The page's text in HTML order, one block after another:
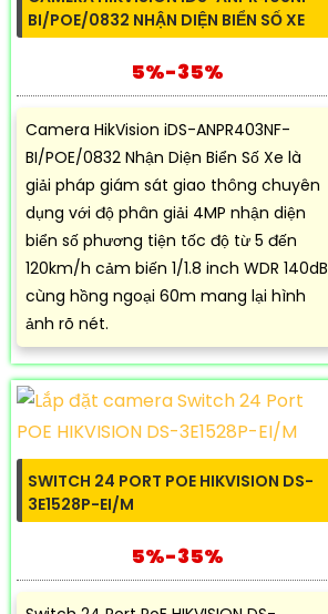
BI/POE/0832 NHẬN DIỆN BIỂN SỐ XE
5%-35%
Camera HikVision iDS-ANPR403NF-
BI/POE/0832 Nhận Diện Biển Số Xe là
giải pháp giám sát giao thông chuyên
dụng với độ phân giải 4MP nhận diện
biển số phương tiện tốc độ từ 5 đến
120km/h cảm biến 1/1.8 inch WDR 140dB
cùng hồng ngoại 60m mang lại hình
ảnh rõ nét.
SWITCH 24 PORT POE HIKVISION DS-
3E1528P-EI/M
5%-35%